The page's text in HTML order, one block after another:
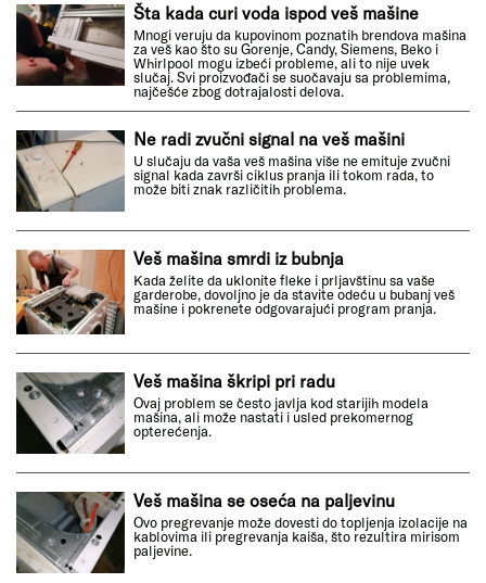
Šta kada curi voda ispod veš mašine
Mnogi veruju da kupovinom poznatih brendova mašina
za veš kao što su Gorenje, Candy, Siemens, Beko i
Whirlpool mogu izbeći probleme, ali to nije uvek
slučaj. Svi proizvođači se suočavaju sa problemima,
najčešće zbog dotrajalosti delova.
Ne radi zvučni signal na veš mašini
U slučaju da vaša veš mašina više ne emituje zvučni
signal kada završi ciklus pranja ili tokom rada, to
može biti znak različitih problema.
Veš mašina smrdi iz bubnja
Kada želite da uklonite fleke i prljavštinu sa vaše
garderobe, dovoljno je da stavite odeću u bubanj veš
mašine i pokrenete odgovarajući program pranja.
Veš mašina škripi pri radu
Ovaj problem se često javlja kod starijih modela
mašina, ali može nastati i usled prekomernog
opterećenja.
Veš mašina se oseća na paljevinu
Ovo pregrevanje može dovesti do topljenja izolacije na
kablovima ili pregrevanja kaiša, što rezultira mirisom
paljevine.